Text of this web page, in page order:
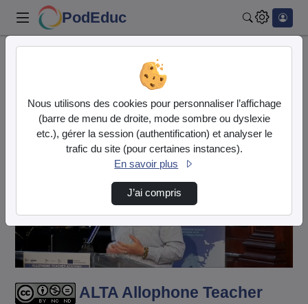
PodEduc
ALTA Allophone Teacher Academy : développer …
Lire
la
vidéo
ALTA Allophone Teacher
Nous utilisons des cookies pour personnaliser l’affichage
(barre de menu de droite, mode sombre ou dyslexie
etc.), gérer la session (authentification) et analyser le
trafic du site (pour certaines instances).
En savoir plus
J’ai compris